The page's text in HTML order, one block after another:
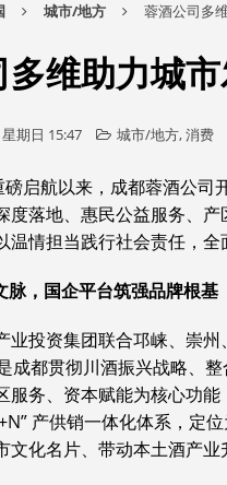
城市/地方 蓉酒公司多
维助力城
期日 15:47 城市/地方,消费
启航以来，成都蓉酒公司
度落地、惠民公益服务、
温情担当践行社会责任，全
脉，国企平台筑强品牌根基
业投资集团联合邛崃、崇
成都贯彻川酒振兴战略、
服务、资本赋能为核心功
产供销一体化体系，定
文化名片、带动本土酒产业